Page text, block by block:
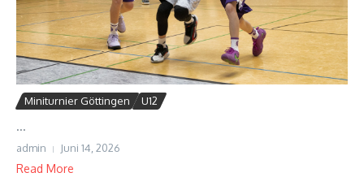
Miniturnier Göttingen U12
...
admin Juni 14, 2026
Read More